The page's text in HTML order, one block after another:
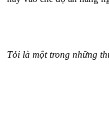
Tỏi là một trong những